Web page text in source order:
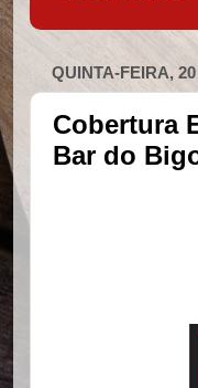
QUINTA-FEIRA,
Cobertura
Bar do